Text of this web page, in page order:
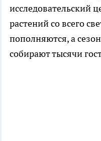
исследовательский
растений со всего
пополняются, а
собирают тысячи